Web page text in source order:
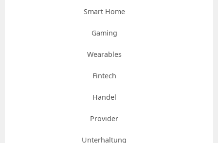
Smart Home
Gaming
Wearables
Fintech
Handel
Provider
Unterhaltung